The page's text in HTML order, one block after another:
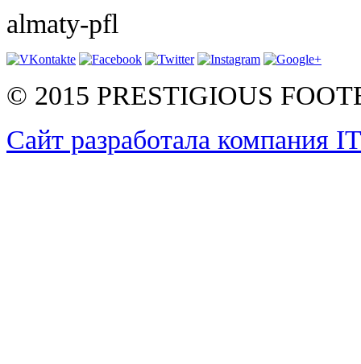
almaty-pfl
© 2015 PRESTIGIOUS
Сайт разработала компания